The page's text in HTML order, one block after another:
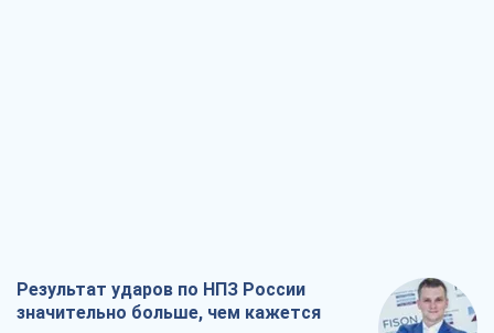
Результат ударов по НПЗ России
значительно больше, чем кажется